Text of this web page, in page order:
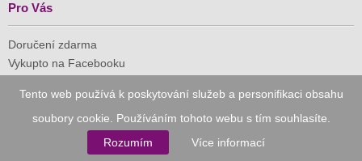
Tento web používá k poskytování služeb a personifikaci obsahu
soubory cookie. Používáním tohoto webu s tím souhlasíte.
Rozumím
Více informací
Pro Vás
Doručení zdarma
Vykupto na Facebooku
Důvěryhodný nákup
Naše společnost je členem Asociace pro elektronickou
komerci (APEK)